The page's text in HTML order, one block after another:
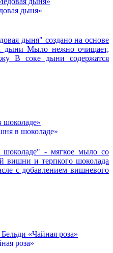
дыня»
дыня" создано на основе
дыни Мыло нежно очищает,
В соке дыни содержатся
в шоколаде»
- мягкое мыло со
вишни и терпкого шоколада
с добавлением вишневого
роза»